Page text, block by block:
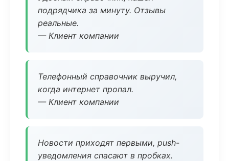
подрядчика за минуту. Отзывы
реальные.
— Клиент компании
Телефонный справочник выручил,
когда интернет пропал.
— Клиент компании
Новости приходят первыми, push-
уведомления спасают в пробках.